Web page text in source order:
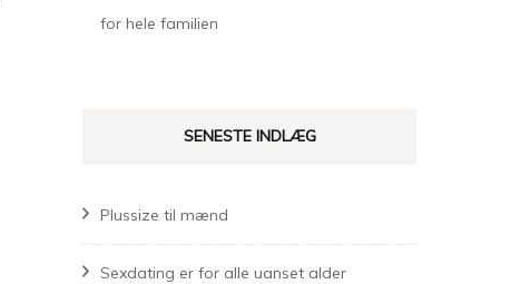
for hele familien
SENESTE INDLÆG
Plussize til mænd
Sexdating er for alle uanset alder